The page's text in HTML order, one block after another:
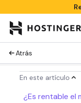
Atrás
En este artículo
¿Es rentable el